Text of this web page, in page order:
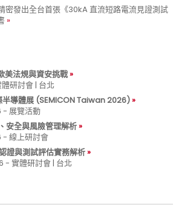
密發出全台首張《30kA 直流短路電流見證測試
美法規與資安挑戰
研討會 | 台北
導體展 (SEMICON Taiwan 2026)
展覽活動
安全與風險管理解析
線上研討會
證與測試評估實務解析
實體研討會 | 台北